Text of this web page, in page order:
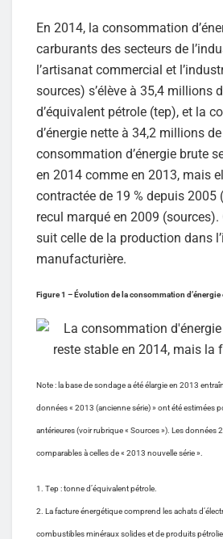
En 2014, la consommation
carburants des secteurs de
l’artisanat commercial et
sources) s’élève à 35,4 millions
d’équivalent pétrole (tep), et la
d’énergie nette à 34,2 millions
consommation d’énergie brute
en 2014 comme en 2013, mais
contractée de 19 % depuis 2005
recul marqué en 2009
suit celle de la production dans
manufacturière.
Figure 1 – Évolution de la consommation d’énergie
Note : la base de sondage a été élargie en 2013
données « 2013 (ancienne série) » ont été estimées
antérieures (voir rubrique « Sources »). Les données
comparables à celles de « 2013 nouvelle série ».
1. Tep : tonne d’équivalent pétrole.
2. La facture énergétique comprend les achats
combustibles minéraux solides et de produits